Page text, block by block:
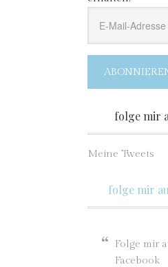
Mail-
Adresse
folge mir
Meine Tweets
folge mir
Folge mir
Facebook